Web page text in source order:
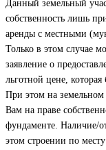
Данный земельный
собственность лишь
аренды с местными
Только в этом случае
заявление о
льготной цене,
При этом на земельном
Вам на праве
фундаменте. Наличие/
этом строении по